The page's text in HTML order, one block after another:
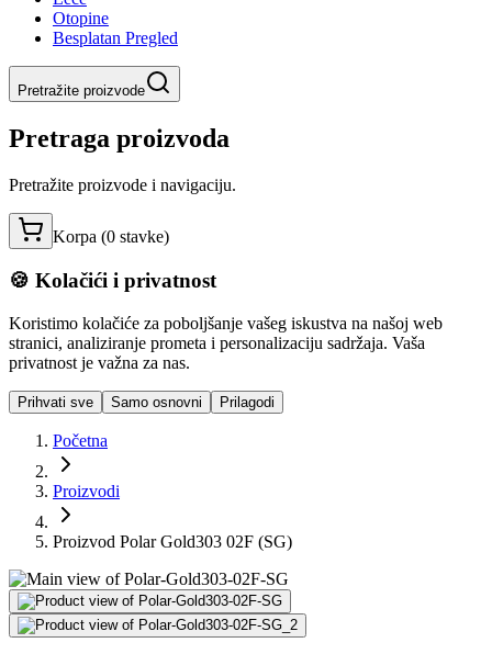
Otopine
Besplatan Pregled
Pretražite proizvode
Pretraga proizvoda
Pretražite proizvode i navigaciju.
Korpa (0 stavke)
🍪 Kolačići i privatnost
Koristimo kolačiće za poboljšanje vašeg iskustva na našoj web
stranici, analiziranje prometa i personalizaciju sadržaja. Vaša
privatnost je važna za nas.
Prihvati sve Samo osnovni Prilagodi
Početna
Proizvodi
Proizvod Polar Gold303 02F (SG)